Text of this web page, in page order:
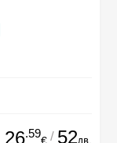
26.59
€ / 52лв.